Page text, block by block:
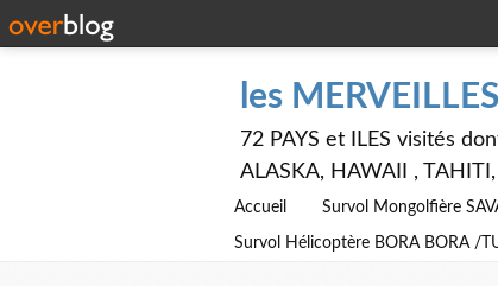
les
72 PAYS et ILES visités
ALASKA, HAWAII ,
Accueil Survol Mongolfière
Survol Hélicoptère BORA BORA /